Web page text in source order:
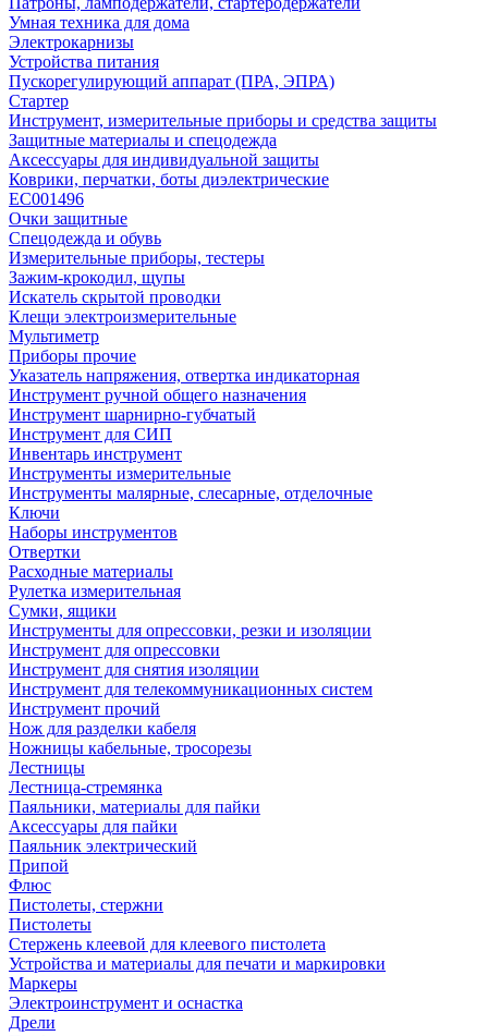
Умная техника для дома
Электрокарнизы
Устройства питания
Пускорегулирующий аппарат (ПРА, ЭПРА)
Стартер
Инструмент, измерительные приборы и средства защиты
Защитные материалы и спецодежда
Аксессуары для индивидуальной защиты
Коврики, перчатки, боты диэлектрические
EC001496
Очки защитные
Спецодежда и обувь
Измерительные приборы, тестеры
Зажим-крокодил, щупы
Искатель скрытой проводки
Клещи электроизмерительные
Мультиметр
Приборы прочие
Указатель напряжения, отвертка индикаторная
Инструмент ручной общего назначения
Инструмент шарнирно-губчатый
Инструмент для СИП
Инвентарь инструмент
Инструменты измерительные
Инструменты малярные, слесарные, отделочные
Ключи
Наборы инструментов
Отвертки
Расходные материалы
Рулетка измерительная
Сумки, ящики
Инструменты для опрессовки, резки и изоляции
Инструмент для опрессовки
Инструмент для снятия изоляции
Инструмент для телекоммуникационных систем
Инструмент прочий
Нож для разделки кабеля
Ножницы кабельные, тросорезы
Лестницы
Лестница-стремянка
Паяльники, материалы для пайки
Аксессуары для пайки
Паяльник электрический
Припой
Флюс
Пистолеты, стержни
Пистолеты
Стержень клеевой для клеевого пистолета
Устройства и материалы для печати и маркировки
Маркеры
Электроинструмент и оснастка
Дрели